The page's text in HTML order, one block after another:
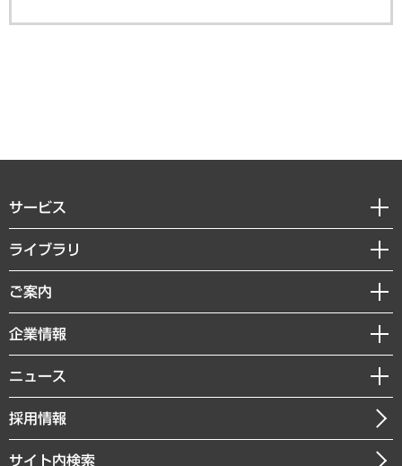
サービス
経営戦略
組織・人事戦略
デジタルイノベーション
共生・ダイバーシティ
GRC（ガバナンス・リスク・コンプライアンス）・防災（政策）
経済・産業・雇用・労働
ライブラリ
経済調査
レポート
コラム
経営用語集
受託・受注実績（官公庁関連）
ご案内
セミナー・イベント情報
MUFGビジネスセミナー
受託案件情報
企業情報
私たちの想い
社長メッセージ
会社概要
ニュース
ニュースリリース
お知らせ
採用情報
サイト内検索